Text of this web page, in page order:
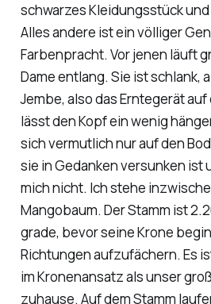
schwarzes Kleidungsstück
Alles andere ist ein völliger
Farbenpracht. Vor jenen läuft
Dame entlang. Sie ist schlank,
Jembe, also das Erntegerät
lässt den Kopf ein wenig
sich vermutlich nur auf den
sie in Gedanken versunken ist
mich nicht. Ich stehe
Mangobaum. Der Stamm ist
grade, bevor seine Krone
Richtungen aufzufächern. Es
im Kronenansatz als unser
zuhause. Auf dem Stamm